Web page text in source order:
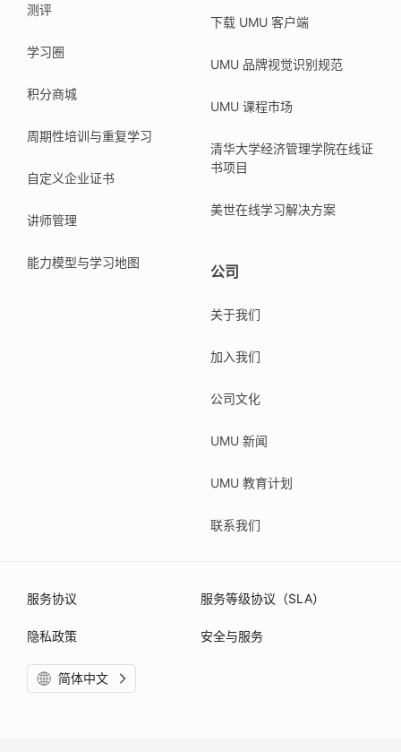
测评
学习圈
积分商城
周期性培训与重复学习
自定义企业证书
讲师管理
能力模型与学习地图
下载 UMU 客户端
UMU 品牌视觉识别规范
UMU 课程市场
清华大学经济管理学院在线证
书项目
美世在线学习解决方案
公司
关于我们
加入我们
公司文化
UMU 新闻
UMU 教育计划
联系我们
服务协议 服务等级协议（SLA）
隐私政策 安全与服务
简体中文